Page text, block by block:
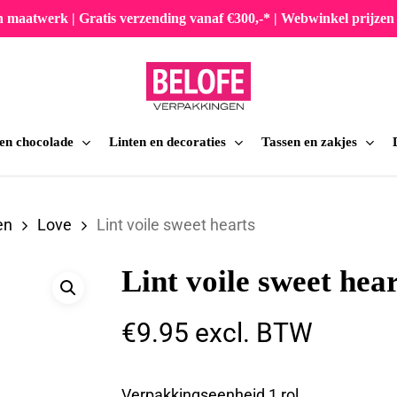
maatwerk | Gratis verzending vanaf €300,-* | Webwinkel
chocolade Linten en decoraties Tassen en zakjes
Love Lint voile sweet hearts
Lint voile sweet
€9.95 excl. BTW